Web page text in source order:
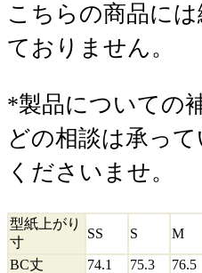
こちらの商品に
ておりません。
*製品についての
どの相談は承っ
くださいませ。
型紙上がり
寸
SS S M
BC丈 74.1 75.3 76.5